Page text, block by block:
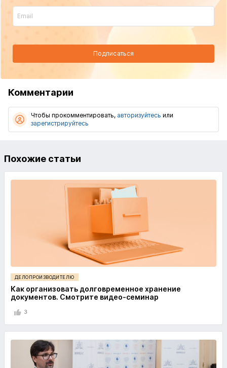
Подписаться
Комментарии
Чтобы прокомментировать, авторизуйтесь или
зарегистрируйтесь
Похожие статьи
ДЕЛОПРОИЗВОДИТЕЛЮ
Как организовать долговременное хранение
документов. Смотрите видео-семинар
3